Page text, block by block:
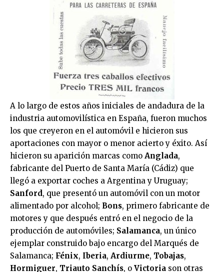
A lo largo de estos años iniciales de andadura de la
industria automovilística en España, fueron muchos
los que creyeron en el automóvil e hicieron sus
aportaciones con mayor o menor acierto y éxito. Así
hicieron su aparición marcas como Anglada,
fabricante del Puerto de Santa María (Cádiz) que
llegó a exportar coches a Argentina y Uruguay;
Sanford, que presentó un automóvil con un motor
alimentado por alcohol; Bons, primero fabricante de
motores y que después entró en el negocio de la
producción de automóviles; Salamanca, un único
ejemplar construido bajo encargo del Marqués de
Salamanca; Fénix, Iberia, Ardiurme, Tobajas,
Hormiguer, Triauto Sanchís, o Victoria son otras